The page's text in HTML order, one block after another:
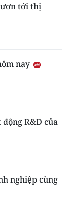
tới thị
nay
R&D của
nghiệp cùng